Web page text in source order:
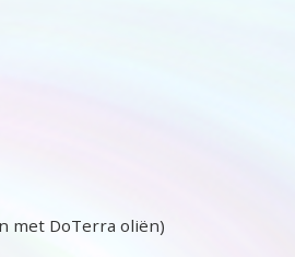
met DoTerra oliën)